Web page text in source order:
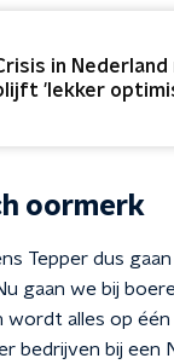
in
'lekker
oormerk
Tepper dus
gaan we bij
wordt alles op
bedrijven bij een